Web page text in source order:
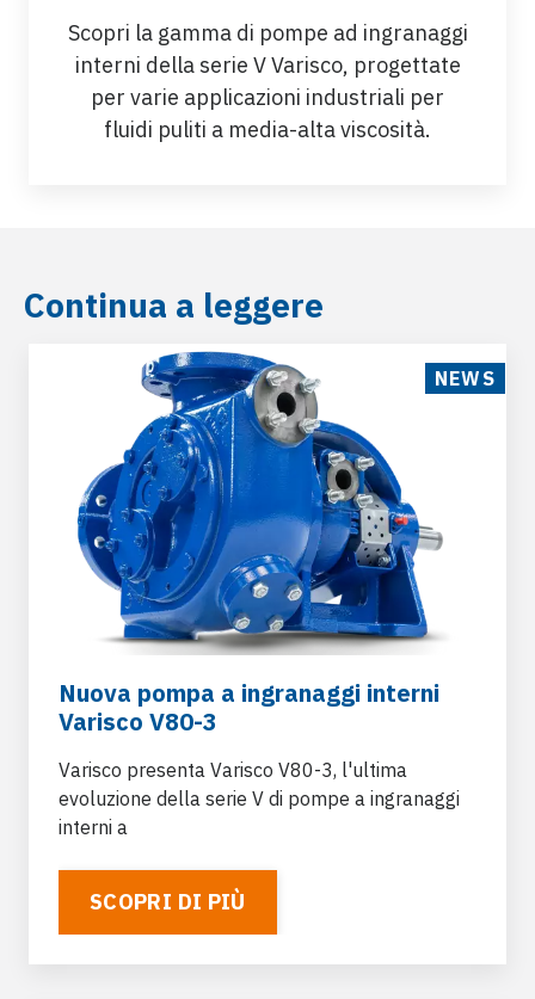
Scopri la gamma di pompe ad ingranaggi
interni della serie V Varisco, progettate
per varie applicazioni industriali per
fluidi puliti a media-alta viscosità.
Continua a leggere
NEWS
Nuova pompa a ingranaggi interni
Varisco V80-3
Varisco presenta Varisco V80-3, l'ultima
evoluzione della serie V di pompe a ingranaggi
interni a
SCOPRI DI PIÙ